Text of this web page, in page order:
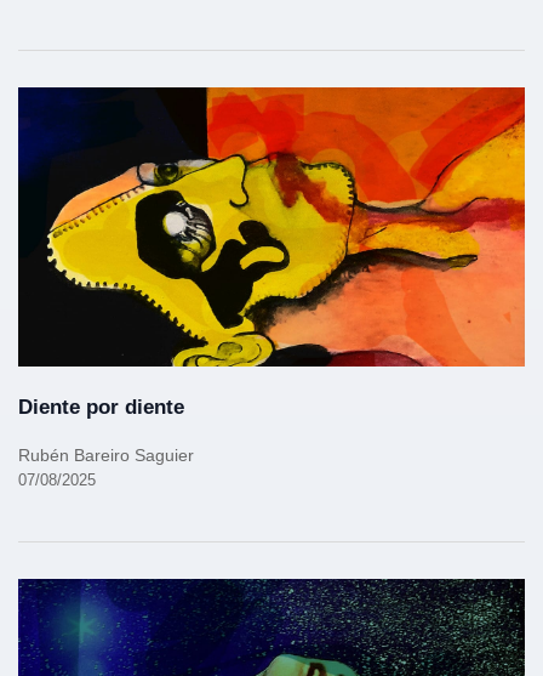
Diente por diente
Rubén Bareiro Saguier
07/08/2025